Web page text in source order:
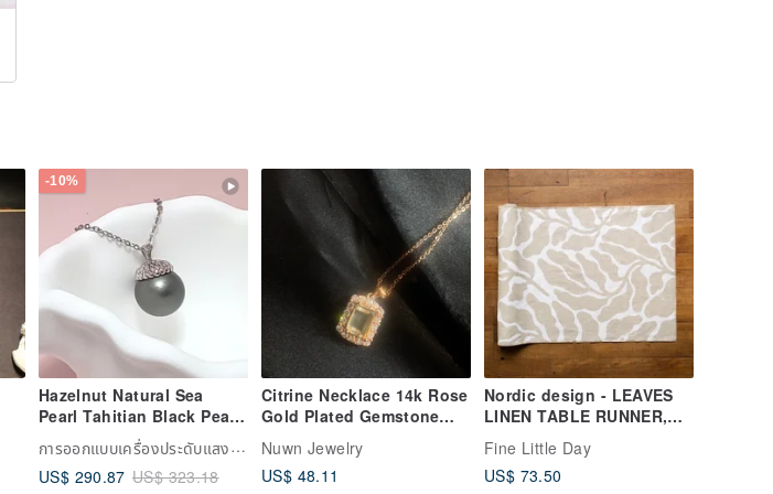
-10%
Hazelnut Natural Sea
Pearl Tahitian Black Pearl
Sterling Silver Pendant
Gift Necklace Included
การออกแบบเครื่องประดับแสง Athena
US$ 290.87 US$ 323.18
Citrine Necklace 14k Rose
Gold Plated Gemstone
Necklace
Nuwn Jewelry
US$ 48.11
Nordic design - LEAVES
LINEN TABLE RUNNER,
SAND table runner blades
Fine Little Day
US$ 73.50